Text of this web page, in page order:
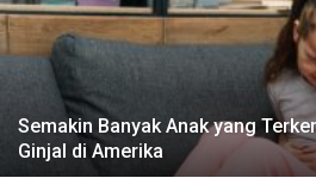
Semakin Banyak Anak yang
Ginjal di Amerika